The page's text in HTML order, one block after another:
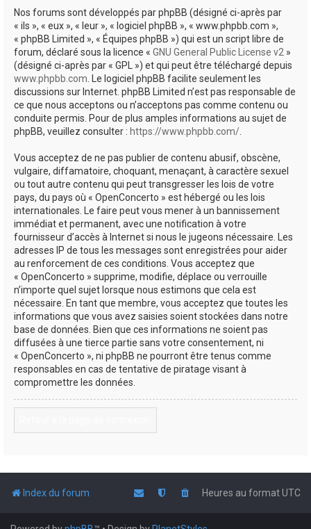
Nos forums sont développés par phpBB (désigné ci-après par
« ils », « eux », « leur », « logiciel phpBB », « www.phpbb.com »,
« phpBB Limited », « Équipes phpBB ») qui est un script libre de
forum, déclaré sous la licence « GNU General Public License v2 »
(désigné ci-après par « GPL ») et qui peut être téléchargé depuis
www.phpbb.com. Le logiciel phpBB facilite seulement les
discussions sur Internet. phpBB Limited n’est pas responsable de
ce que nous acceptons ou n’acceptons pas comme contenu ou
conduite permis. Pour de plus amples informations au sujet de
phpBB, veuillez consulter : https://www.phpbb.com/.
Vous acceptez de ne pas publier de contenu abusif, obscène,
vulgaire, diffamatoire, choquant, menaçant, à caractère sexuel
ou tout autre contenu qui peut transgresser les lois de votre
pays, du pays où « OpenConcerto » est hébergé ou les lois
internationales. Le faire peut vous mener à un bannissement
immédiat et permanent, avec une notification à votre
fournisseur d’accès à Internet si nous le jugeons nécessaire. Les
adresses IP de tous les messages sont enregistrées pour aider
au renforcement de ces conditions. Vous acceptez que
« OpenConcerto » supprime, modifie, déplace ou verrouille
n’importe quel sujet lorsque nous estimons que cela est
nécessaire. En tant que membre, vous acceptez que toutes les
informations que vous avez saisies soient stockées dans notre
base de données. Bien que ces informations ne soient pas
diffusées à une tierce partie sans votre consentement, ni
« OpenConcerto », ni phpBB ne pourront être tenus comme
responsables en cas de tentative de piratage visant à
compromettre les données.
Index du forum Heures au formatUTC